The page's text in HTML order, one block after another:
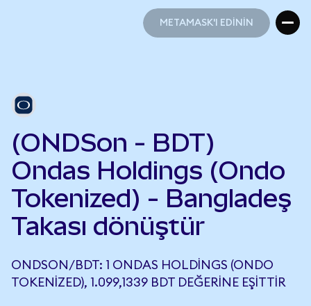
METAMASK'I EDİNİN
(ONDSon - BDT)
Ondas Holdings (Ondo
Tokenized) - Bangladeş
Takası dönüştür
ONDSON/BDT: 1 ONDAS HOLDINGS (ONDO
TOKENIZED), 1.099,1339 BDT DEĞERINE EŞITTIR